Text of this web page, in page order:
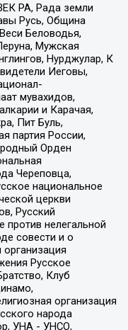
РА, Рада земли
Русь, Община
Беловодья,
Мужская
Нурджулар, К
Иеговы,
мувахидов,
и Карачая,
Пит Буль,
партия России,
Орден
Череповца,
национальное
церкви
Русский
нелегальной
совести и о
Русское
Клуб
организация
народа
УНА - УНСО,